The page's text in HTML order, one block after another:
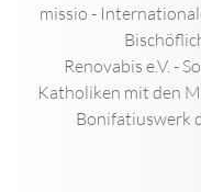
missio -
Renovabis e.V. -
Katholiken mit den
Bonifatiuswerk